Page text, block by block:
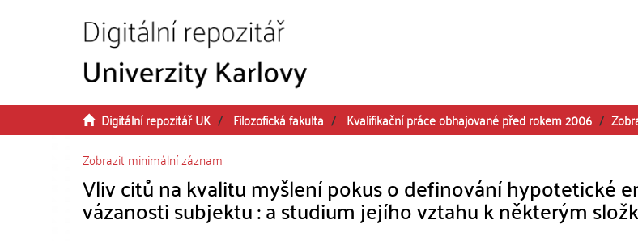
Digitální repozitář UK Filozofická fakulta Kvalifikační práce obhajované před rokem 2006
Zobrazit minimální záznam
Vliv citů na kvalitu myšlení pokus o definování hypotetické
vázanosti subjektu : a studium jejího vztahu k některým